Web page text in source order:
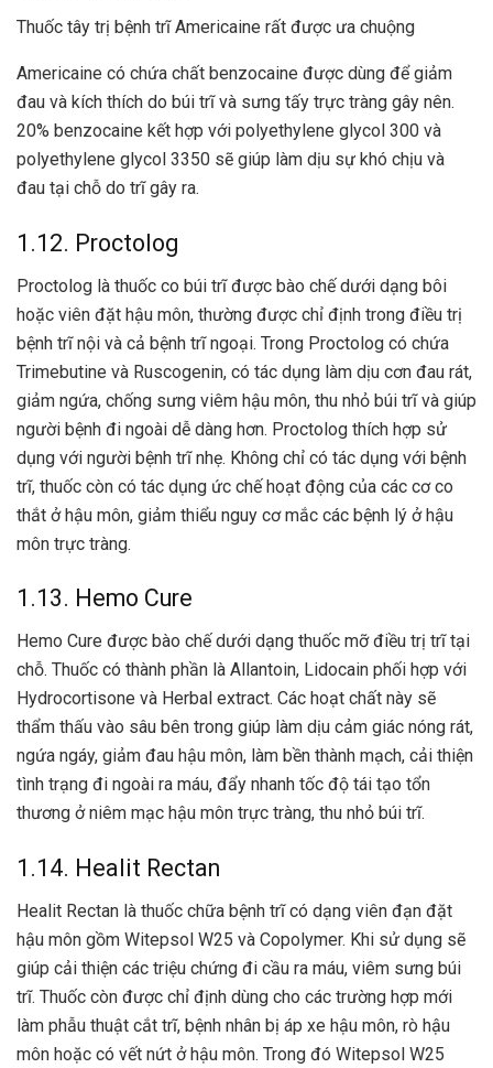
Thuốc tây trị bệnh trĩ Americaine rất được ưa chuộng
Americaine có chứa chất benzocaine được dùng để giảm
đau và kích thích do búi trĩ và sưng tấy trực tràng gây nên.
20% benzocaine kết hợp với polyethylene glycol 300 và
polyethylene glycol 3350 sẽ giúp làm dịu sự khó chịu và
đau tại chỗ do trĩ gây ra.
1.12. Proctolog
Proctolog là thuốc co búi trĩ được bào chế dưới dạng bôi
hoặc viên đặt hậu môn, thường được chỉ định trong điều trị
bệnh trĩ nội và cả bệnh trĩ ngoại. Trong Proctolog có chứa
Trimebutine và Ruscogenin, có tác dụng làm dịu cơn đau rát,
giảm ngứa, chống sưng viêm hậu môn, thu nhỏ búi trĩ và giúp
người bệnh đi ngoài dễ dàng hơn. Proctolog thích hợp sử
dụng với người bệnh trĩ nhẹ. Không chỉ có tác dụng với bệnh
trĩ, thuốc còn có tác dụng ức chế hoạt động của các cơ co
thắt ở hậu môn, giảm thiểu nguy cơ mắc các bệnh lý ở hậu
môn trực tràng.
1.13. Hemo Cure
Hemo Cure được bào chế dưới dạng thuốc mỡ điều trị trĩ tại
chỗ. Thuốc có thành phần là Allantoin, Lidocain phối hợp với
Hydrocortisone và Herbal extract. Các hoạt chất này sẽ
thẩm thấu vào sâu bên trong giúp làm dịu cảm giác nóng rát,
ngứa ngáy, giảm đau hậu môn, làm bền thành mạch, cải thiện
tình trạng đi ngoài ra máu, đẩy nhanh tốc độ tái tạo tổn
thương ở niêm mạc hậu môn trực tràng, thu nhỏ búi trĩ.
1.14. Healit Rectan
Healit Rectan là thuốc chữa bệnh trĩ có dạng viên đạn đặt
hậu môn gồm Witepsol W25 và Copolymer. Khi sử dụng sẽ
giúp cải thiện các triệu chứng đi cầu ra máu, viêm sưng búi
trĩ. Thuốc còn được chỉ định dùng cho các trường hợp mới
làm phẫu thuật cắt trĩ, bệnh nhân bị áp xe hậu môn, rò hậu
môn hoặc có vết nứt ở hậu môn. Trong đó Witepsol W25